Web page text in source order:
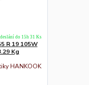
R 19 105W
Kg
HANKOOK
do 15h 31 Ks